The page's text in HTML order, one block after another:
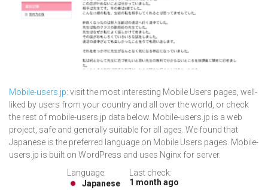
Mobile-users.jp: visit the most interesting Mobile Users pages, well-
liked by users from your country and all over the world, or check
the rest of mobile-users.jp data below. Mobile-users.jp is a web
project, safe and generally suitable for all ages. We found that
Japanese is the preferred language on Mobile Users pages. Mobile-
users.jp is built on WordPress and uses Nginx for server.
Language:
Japanese
Last check:
1 month ago